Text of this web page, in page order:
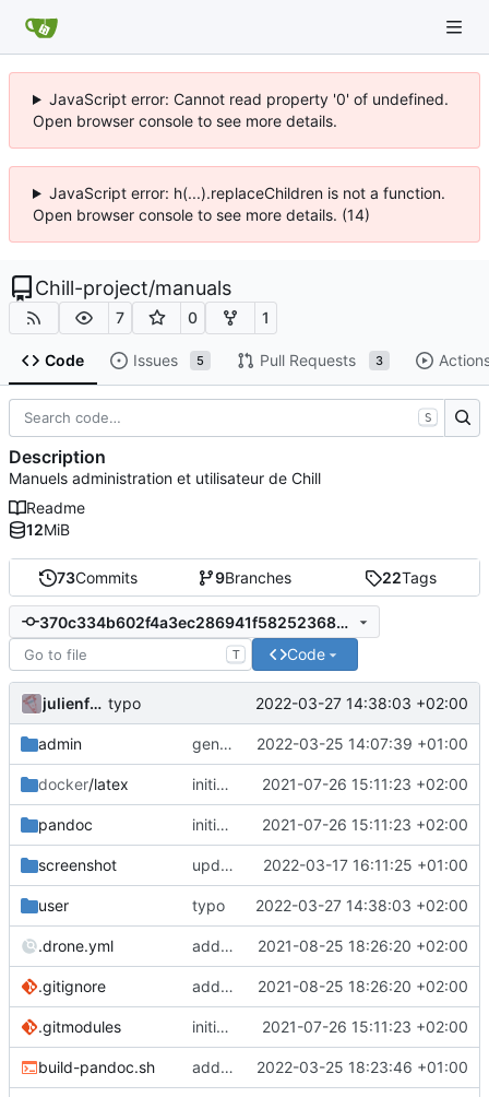
JavaScript error: Cannot read property '0' of undefined.
Open browser console to see more details.
JavaScript error: h(...).replaceChildren is not a function.
Open browser console to see more details. (14)
Chill-project/manuals
7 0 1
Code Issues 5 Pull Requests 3
73Commits 9Branches 22Tags
370c334b602f4a3ec286941f58252368cdde5c75
T Code
julienfastre typo 2022-03-27 14:38:03 +02:00
admin generation document: add budget 2022-03-25 14:07:39 +01:00
docker/latex initial commit 2021-07-26 15:11:23 +02:00
pandoc initial commit 2021-07-26 15:11:23 +02:00
screenshot upd images 2022-03-17 16:11:25 +01:00
user typo 2022-03-27 14:38:03 +02:00
.drone.yml add admin manual in same repo 2021-08-25 18:26:20 +02:00
.gitignore add admin manual in same repo 2021-08-25 18:26:20 +02:00
.gitmodules initial commit 2021-07-26 15:11:23 +02:00
build-pandoc.sh add number sections and fix the reference problem (section number were empty) 2022-03-25 18:23:46 +01:00
S
Description
Manuels administration et utilisateur de Chill
Readme
12MiB